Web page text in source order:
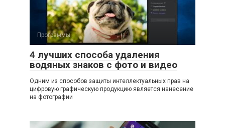
Программы
4 лучших способа удаления
водяных знаков с фото и видео
Одним из способов защиты интеллектуальных прав на
цифровую графическую продукцию является нанесение
на фотографии